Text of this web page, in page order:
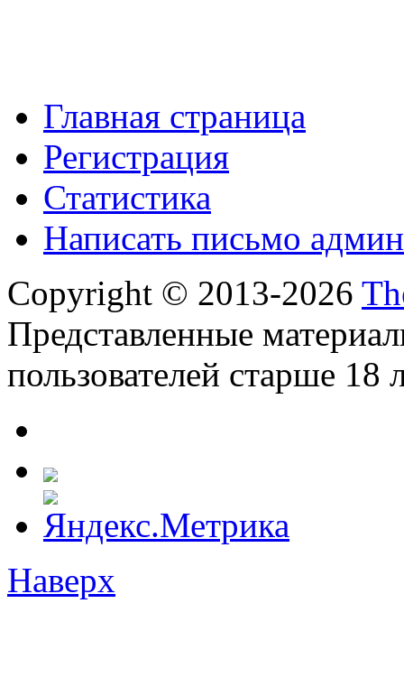
Главная страница
Регистрация
Статистика
Написать письмо
Copyright © 2013-2026
Представленные
пользователей старше 18
Наверх